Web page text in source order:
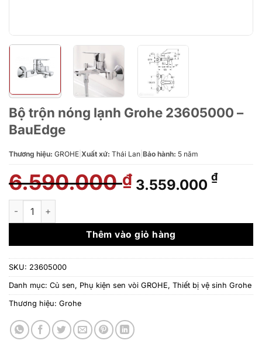
Bộ trộn nóng lạnh Grohe 23605000 –
BauEdge
Thương hiệu: GROHE Xuất xứ: Thái Lan Bảo hành: 5 năm
6.590.000₫ Giá
gốc
6.590.000 ₫.
3.559.000 ₫Giá
là:
Bộ trộn nóng lạnh Grohe 23605000 - BauEdge số lượng
Thêm vào giỏ hàng
SKU: 23605000
Danh mục: Củ sen, Phụ kiện sen vòi GROHE, Thiết bị vệ sinh Grohe
Thương hiệu: Grohe